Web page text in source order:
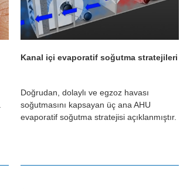
Kanal içi evaporatif soğutma stratejileri
Doğrudan, dolaylı ve egzoz havası
soğutmasını kapsayan üç ana AHU
evaporatif soğutma stratejisi açıklanmıştır.